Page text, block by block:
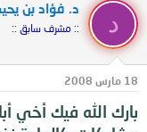
د
د. فؤاد بن
:: مشرف سابق ::
18 مارس 2008
بارك الله فيك أخي